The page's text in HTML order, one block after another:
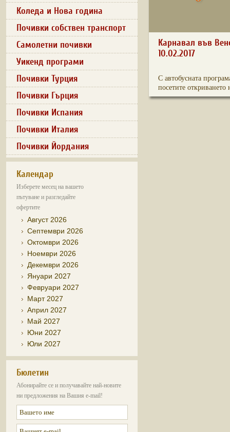
Коледа и Нова година
Почивки собствен транспорт
Самолетни почивки
Уикенд програми
Почивки Турция
Почивки Гърция
Почивки Испания
Почивки Италия
Почивки Йордания
Календар
Изберете месец на вашето
пътуване и разгледайте
офертите
Август 2026
Септември 2026
Октомври 2026
Ноември 2026
Декември 2026
Януари 2027
Февруари 2027
Март 2027
Април 2027
Май 2027
Юни 2027
Юли 2027
Бюлетин
Абонирайте се и получавайте най-новите
ни предложения на Вашия e-mail!
Карнавал във
10.02.2017
С автобусната
посетите откриването